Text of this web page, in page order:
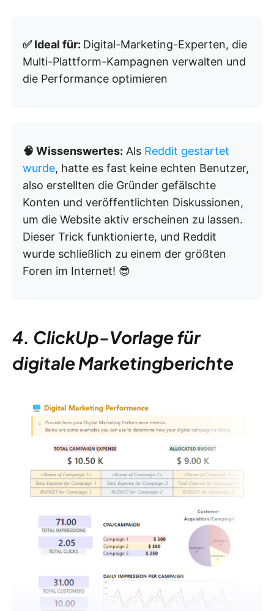
✅ Ideal für: Digital-Marketing-Experten, die
Multi-Plattform-Kampagnen verwalten und
die Performance optimieren
🧠 Wissenswertes: Als Reddit gestartet
wurde, hatte es fast keine echten Benutzer,
also erstellten die Gründer gefälschte
Konten und veröffentlichten Diskussionen,
um die Website aktiv erscheinen zu lassen.
Dieser Trick funktionierte, und Reddit
wurde schließlich zu einem der größten
Foren im Internet! 😎
4. ClickUp-Vorlage für
digitale Marketingberichte